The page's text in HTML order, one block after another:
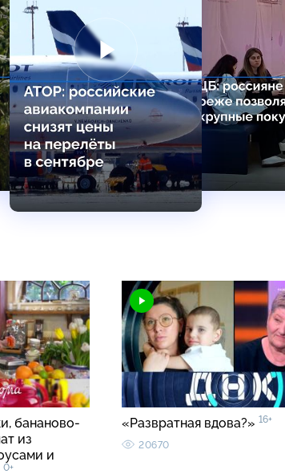
бананово-
из
и
0+
«Развратная вдова?» 16+
20670